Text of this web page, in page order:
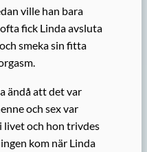
ville han bara
fick Linda avsluta
smeka sin fitta
ändå att det var
och sex var
livet och hon trivdes
kom när Linda